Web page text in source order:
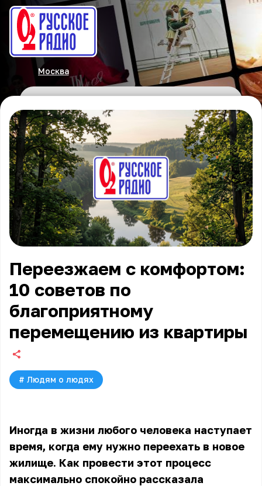
Москва
Переезжаем с комфортом:
10 советов по
благоприятному
перемещению из квартиры
# Людям о людях
Иногда в жизни любого человека наступает
время, когда ему нужно переехать в новое
жилище. Как провести этот процесс
максимально спокойно рассказала